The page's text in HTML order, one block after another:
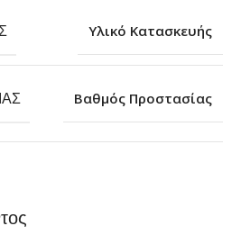
Υλικό Κατασκευής
Βαθμός Προστασίας